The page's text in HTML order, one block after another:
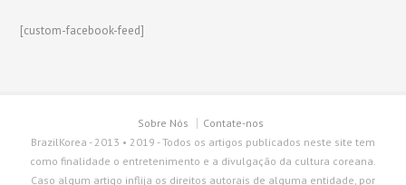
[custom-facebook-feed]
Sobre Nós
Contate-nos
BrazilKorea - 2013 • 2019 - Todos os artigos publicados neste site tem
como finalidade o entretenimento e a divulgação da cultura coreana.
Caso algum artigo inflija os direitos autorais de alguma entidade, por